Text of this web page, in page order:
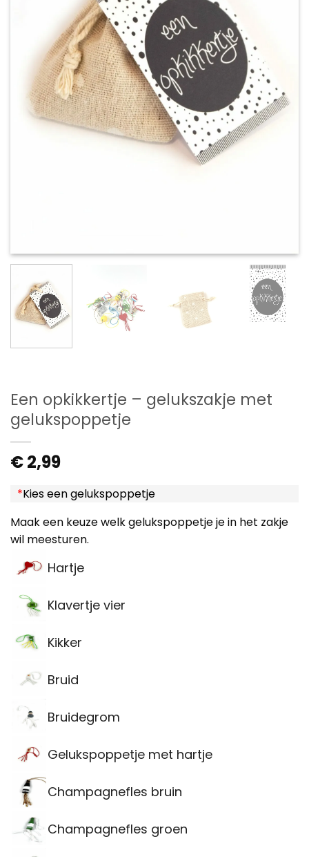
Een opkikkertje – gelukszakje met
gelukspoppetje
€2,99
*Kies een gelukspoppetje
Maak een keuze welk gelukspoppetje je in het zakje
wil meesturen.
Hartje
Klavertje vier
Kikker
Bruid
Bruidegrom
Gelukspoppetje met hartje
Champagnefles bruin
Champagnefles groen